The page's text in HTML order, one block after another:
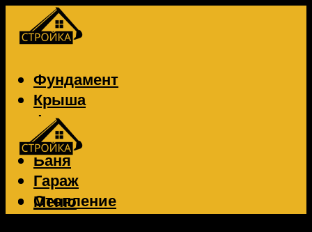
Фундамент
Крыша
Фасад
Забор
Баня
Гараж
Отопление
Вентиляция
Меню